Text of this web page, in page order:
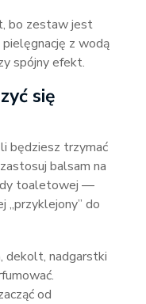
bo zestaw jest
z wodą
spójny efekt.
się
będziesz trzymać
balsam na
toaletowej —
„przyklejony” do
dekolt, nadgarstki
od